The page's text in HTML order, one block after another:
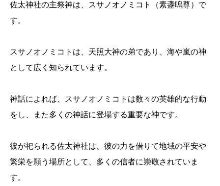
佐太神社の主祭神は、スサノオノミコト（素盞嗚尊）で
す。
スサノオノミコトは、天照大神の弟であり、海や嵐の神
として広く知られています。
神話によれば、スサノオノミコトは数々の英雄的な行動
をし、また多くの神話に登場する重要な神です。
彼が祀られる佐太神社は、彼の力を借りて地域の平安や
繁栄を願う場所として、多くの信者に崇敬されていま
す。